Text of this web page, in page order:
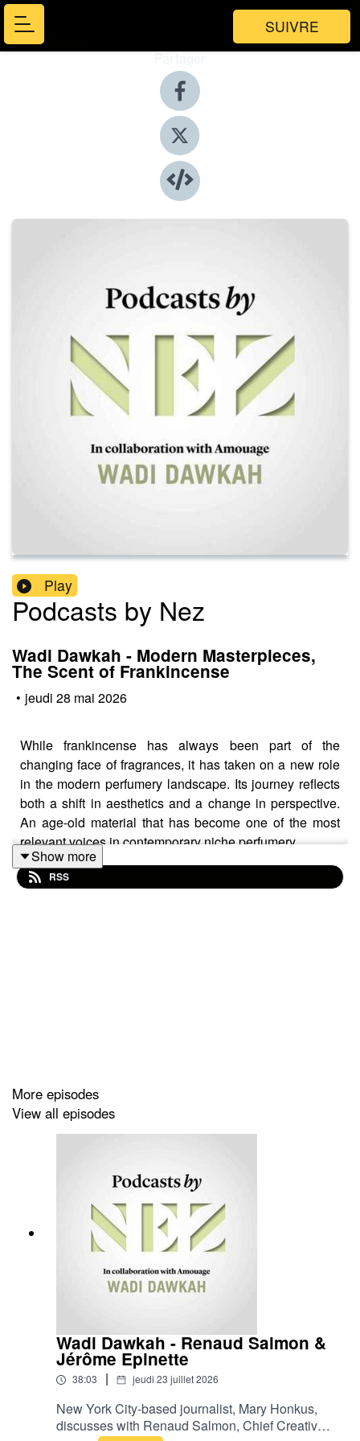
SUIVRE
Partager
Play
Podcasts by Nez
Wadi Dawkah - Modern Masterpieces,
The Scent of Frankincense
• jeudi 28 mai 2026
While frankincense has always been part of the
changing face of fragrances, it has taken on a new role
in the modern perfumery landscape. Its journey reflects
both a shift in aesthetics and a change in perspective.
An age-old material that has become one of the most
relevant voices in contemporary niche perfumery.
In this episode, Dominique Roques — a sourcer of
natural ingredients for the perfume industry for over 30
----
https://podcasts.bynez.com
Find all our podcasts on the usual platforms (
Amazon Music, Apple Podcasts
Show more
RSS
More episodes
View all episodes
Wadi Dawkah - Renaud Salmon &
Jérôme Epinette
38:03 | jeudi 23 juillet 2026
New York City-based journalist, Mary Honkus,
discusses with Renaud Salmon, Chief Creative